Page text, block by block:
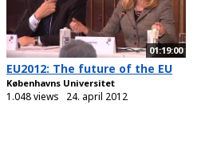
01:19:00
EU2012: The future of the EU
Københavns Universitet
1.048 views 24. april 2012